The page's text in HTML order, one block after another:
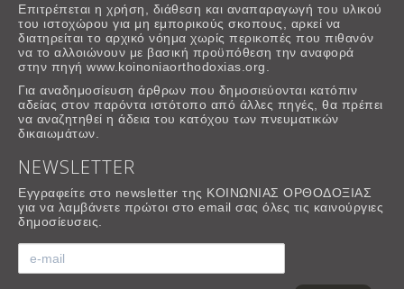
Επιτρέπεται η χρήση, διάθεση και αναπαραγωγή του υλικού
του ιστοχώρου για μη εμπορικούς σκοπους, αρκεί να
διατηρείται το αρχικό νόημα χωρίς περικοπές που πιθανόν
να το αλλοιώνουν με βασική προϋπόθεση την αναφορά
στην πηγή www.koinoniaorthodoxias.org.
Για αναδημοσίευση άρθρων που δημοσιεύονται κατόπιν
αδείας στον παρόντα ιστότοπο από άλλες πηγές, θα πρέπει
να αναζητηθεί η άδεια του κατόχου των πνευματικών
δικαιωμάτων.
NEWSLETTER
Εγγραφείτε στο newsletter της ΚΟΙΝΩΝΙΑΣ ΟΡΘΟΔΟΞΙΑΣ
για να λαμβάνετε πρώτοι στο email σας όλες τις καινούργιες
δημοσίευσεις.